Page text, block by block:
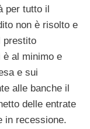
per tutto il
non è risolto e
prestito
è al minimo e
e sui
alle banche il
delle entrate
in recessione.